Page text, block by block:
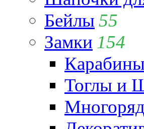
Бейлы 55
Замки 154
Тоглы и